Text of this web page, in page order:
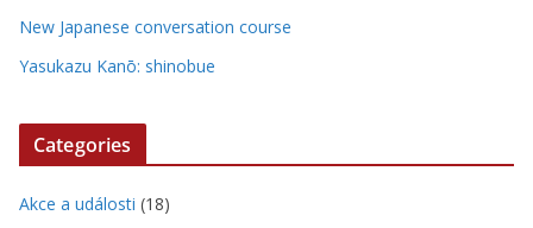
New Japanese conversation course
Yasukazu Kanō: shinobue
Categories
Akce a události (18)